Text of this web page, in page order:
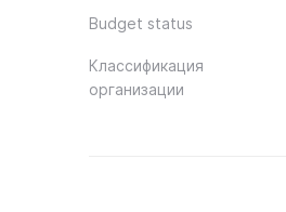
Budget status
Классификация
организации